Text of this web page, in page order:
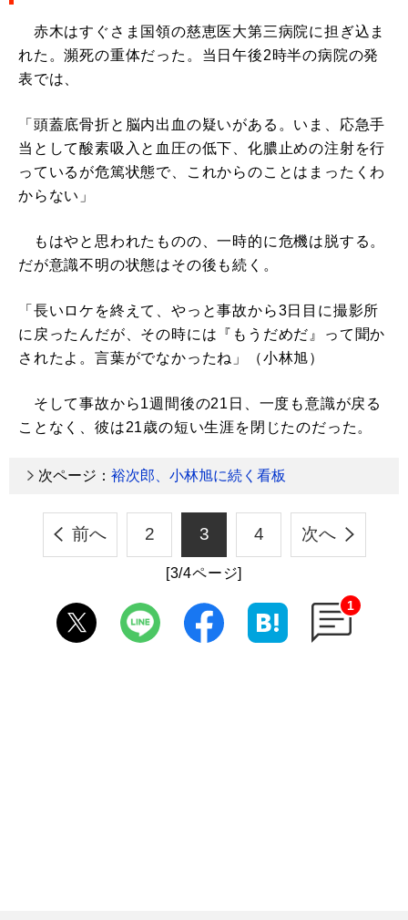
赤木はすぐさま国領の慈恵医大第三病院に担ぎ込ま
れた。瀕死の重体だった。当日午後2時半の病院の発
表では、
「頭蓋底骨折と脳内出血の疑いがある。いま、応急手
当として酸素吸入と血圧の低下、化膿止めの注射を行
っているが危篤状態で、これからのことはまったくわ
からない」
もはやと思われたものの、一時的に危機は脱する。
だが意識不明の状態はその後も続く。
「長いロケを終えて、やっと事故から3日目に撮影所
に戻ったんだが、その時には『もうだめだ』って聞か
されたよ。言葉がでなかったね」（小林旭）
そして事故から1週間後の21日、一度も意識が戻る
ことなく、彼は21歳の短い生涯を閉じたのだった。
次ページ： 裕次郎、小林旭に続く看板
前へ 2 3 4 次へ
[3/4ページ]
1